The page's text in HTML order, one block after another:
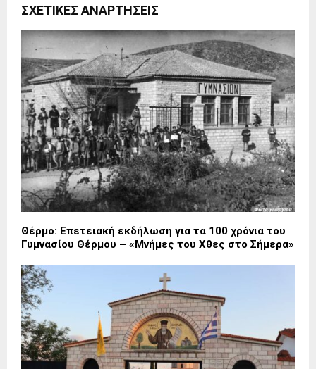
ΣΧΕΤΙΚΈΣ ΑΝΑΡΤΉΣΕΙΣ
Θέρμο: Επετειακή εκδήλωση για τα 100 χρόνια του
Γυμνασίου Θέρμου – «Μνήμες του Χθες στο Σήμερα»